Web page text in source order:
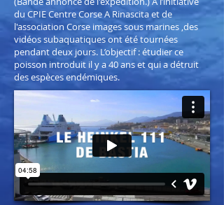
du CPIE Centre Corse A Rinascita et de
l'association Corse images sous marines ,des
vidéos subaquatiques ont été tournées
pendant deux jours. L’objectif : étudier ce
poisson introduit il y a 40 ans et qui a détruit
des espèces endémiques.